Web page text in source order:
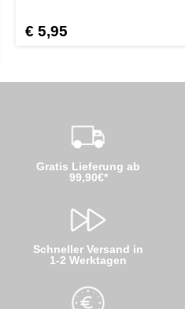
€ 5,95
Gratis Lieferung ab
99,90€*
Schneller Versand in
1-2 Werktagen